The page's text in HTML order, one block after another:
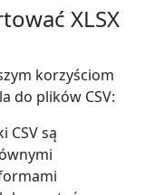
XLSX
korzyściom
do plików CSV:
CSV są